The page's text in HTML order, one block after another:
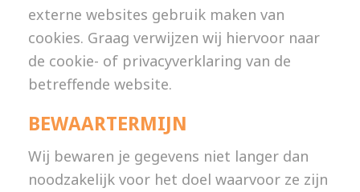
externe websites gebruik maken van
cookies. Graag verwijzen wij hiervoor naar
de cookie- of privacyverklaring van de
betreffende website.
BEWAARTERMIJN
Wij bewaren je gegevens niet langer dan
noodzakelijk voor het doel waarvoor ze zijn